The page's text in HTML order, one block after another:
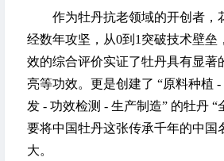
作为牡丹抗老领域的开创者，
经数年攻坚，从0到1突破技术壁垒
效的综合评价实证了牡丹具有显著
亮等功效。更是创建了 “原料种植
发 - 功效检测 - 生产制造” 的牡丹 “
要将中国牡丹这张传承千年的中国
大。